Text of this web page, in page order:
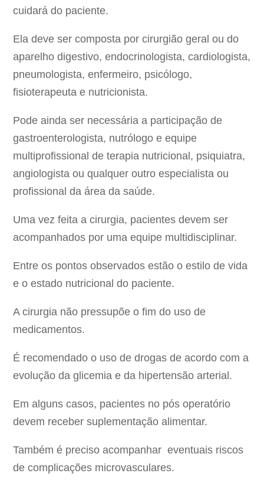
cuidará do paciente.
Ela deve ser composta por cirurgião geral ou do
aparelho digestivo, endocrinologista, cardiologista,
pneumologista, enfermeiro, psicólogo,
fisioterapeuta e nutricionista.
Pode ainda ser necessária a participação de
gastroenterologista, nutrólogo e equipe
multiprofissional de terapia nutricional, psiquiatra,
angiologista ou qualquer outro especialista ou
profissional da área da saúde.
Uma vez feita a cirurgia, pacientes devem ser
acompanhados por uma equipe multidisciplinar.
Entre os pontos observados estão o estilo de vida
e o estado nutricional do paciente.
A cirurgia não pressupõe o fim do uso de
medicamentos.
É recomendado o uso de drogas de acordo com a
evolução da glicemia e da hipertensão arterial.
Em alguns casos, pacientes no pós operatório
devem receber suplementação alimentar.
Também é preciso acompanhar eventuais riscos
de complicações microvasculares.